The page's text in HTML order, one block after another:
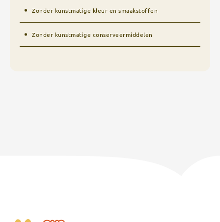
Zonder kunstmatige kleur en smaakstoffen
Zonder kunstmatige conserveermiddelen